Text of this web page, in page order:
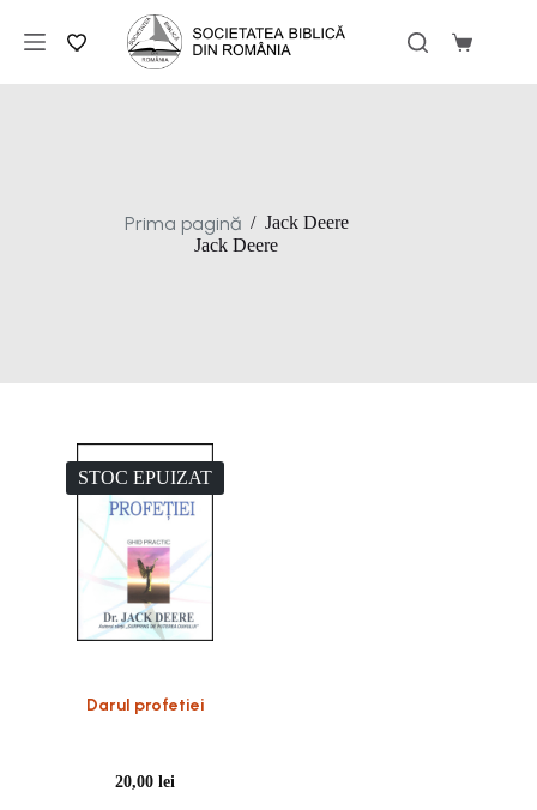
conținut
Coș
Prima pagină / Jack Deere
Jack Deere
STOC EPUIZAT
Darul profetiei
20,00lei